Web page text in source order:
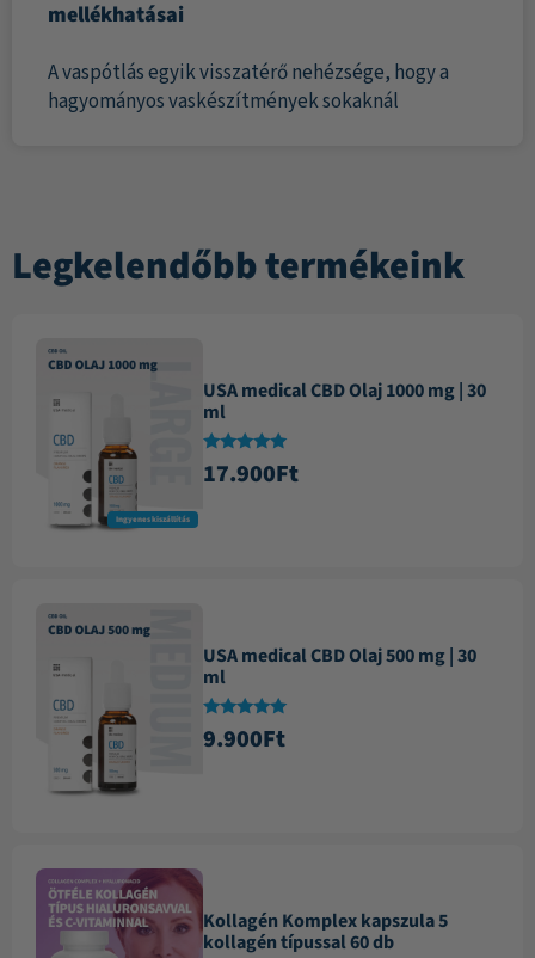
mellékhatásai
A vaspótlás egyik visszatérő nehézsége, hogy a
hagyományos vaskészítmények sokaknál
Legkelendőbb termékeink
Ingyenes kiszállítás
USA medical CBD Olaj 1000 mg | 30
ml
Értékelés:
4.87
17.900Ft
USA medical CBD Olaj 500 mg | 30
ml
Értékelés:
4.84
9.900Ft
Kollagén Komplex kapszula 5
kollagén típussal 60 db